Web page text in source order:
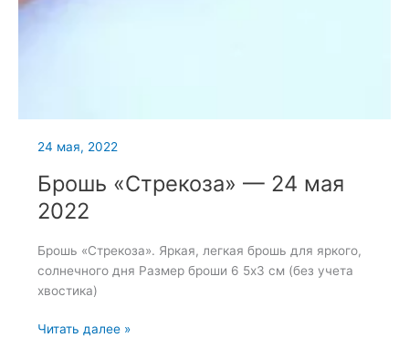
24 мая, 2022
Брошь «Стрекоза» — 24 мая
2022
Брошь «Стрекоза». Яркая, легкая брошь для яркого,
солнечного дня Размер броши 6 5х3 см (без учета
хвостика)
Брошь
Читать далее »